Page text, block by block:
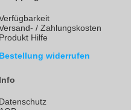
/ Zahlungskosten
Produkt Hilfe
Bestellung widerrufen
Info
Datenschutz